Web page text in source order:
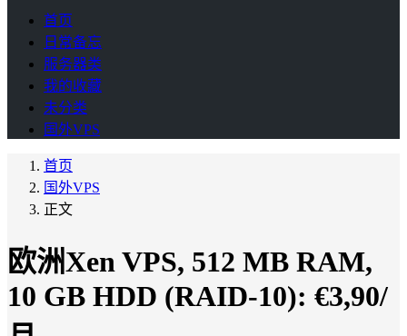
首页
日常备忘
服务器类
我的收藏
未分类
国外VPS
首页
国外VPS
正文
欧洲Xen VPS, 512 MB RAM,
10 GB HDD (RAID-10): €3,90/